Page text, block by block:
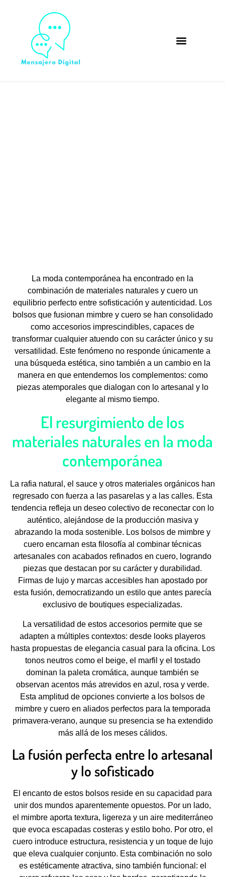
La moda contemporánea ha encontrado en la
combinación de materiales naturales y cuero un
equilibrio perfecto entre sofisticación y autenticidad. Los
bolsos que fusionan mimbre y cuero se han consolidado
como accesorios imprescindibles, capaces de
transformar cualquier atuendo con su carácter único y su
versatilidad. Este fenómeno no responde únicamente a
una búsqueda estética, sino también a un cambio en la
manera en que entendemos los complementos: como
piezas atemporales que dialogan con lo artesanal y lo
elegante al mismo tiempo.
El resurgimiento de los
materiales naturales en la moda
contemporánea
La rafia natural, el sauce y otros materiales orgánicos han
regresado con fuerza a las pasarelas y a las calles. Esta
tendencia refleja un deseo colectivo de reconectar con lo
auténtico, alejándose de la producción masiva y
abrazando la moda sostenible. Los bolsos de mimbre y
cuero encarnan esta filosofía al combinar técnicas
artesanales con acabados refinados en cuero, logrando
piezas que destacan por su carácter y durabilidad.
Firmas de lujo y marcas accesibles han apostado por
esta fusión, democratizando un estilo que antes parecía
exclusivo de boutiques especializadas.
La versatilidad de estos accesorios permite que se
adapten a múltiples contextos: desde looks playeros
hasta propuestas de elegancia casual para la oficina. Los
tonos neutros como el beige, el marfil y el tostado
dominan la paleta cromática, aunque también se
observan acentos más atrevidos en azul, rosa y verde.
Esta amplitud de opciones convierte a los bolsos de
mimbre y cuero en aliados perfectos para la temporada
primavera-verano, aunque su presencia se ha extendido
más allá de los meses cálidos.
La fusión perfecta entre lo artesanal
y lo sofisticado
El encanto de estos bolsos reside en su capacidad para
unir dos mundos aparentemente opuestos. Por un lado,
el mimbre aporta textura, ligereza y un aire mediterráneo
que evoca escapadas costeras y estilo boho. Por otro, el
cuero introduce estructura, resistencia y un toque de lujo
que eleva cualquier conjunto. Esta combinación no solo
es estéticamente atractiva, sino también funcional: el